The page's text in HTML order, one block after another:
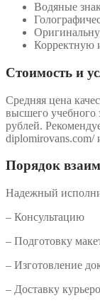
Водяные
Корректную
Стоимость и
Средняя цена
высшего учебного
рублей.
diplomirovans.com/
Порядок
Надежный
– Консультацию
– Подготовку
– Изготовление
– Доставку